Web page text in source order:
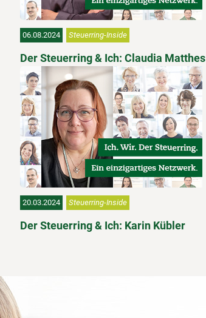
06.08.2024 Steuerring-Inside
Der Steuerring & Ich: Claudia Matthes
20.03.2024 Steuerring-Inside
Der Steuerring & Ich: Karin Kübler